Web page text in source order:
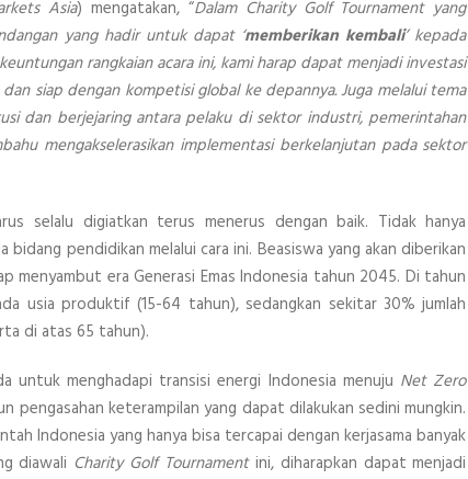
Asia) mengatakan, “Dalam Charity Golf Tournament yang
yang hadir untuk dapat ‘memberikan kembali’ kepada
rangkaian acara ini, kami harap dapat menjadi investasi
siap dengan kompetisi global ke depannya. Juga melalui tema
dan berjejaring antara pelaku di sektor industri, pemerintahan
mengakselerasikan implementasi berkelanjutan pada sektor
selalu digiatkan terus menerus dengan baik. Tidak hanya
pendidikan melalui cara ini. Beasiswa yang akan diberikan
menyambut era Generasi Emas Indonesia tahun 2045. Di tahun
usia produktif (15-64 tahun), sedangkan sekitar 30% jumlah
di atas 65 tahun).
untuk menghadapi transisi energi Indonesia menuju Net Zero
pengasahan keterampilan yang dapat dilakukan sedini mungkin.
Indonesia yang hanya bisa tercapai dengan kerjasama banyak
diawali Charity Golf Tournament ini, diharapkan dapat menjadi